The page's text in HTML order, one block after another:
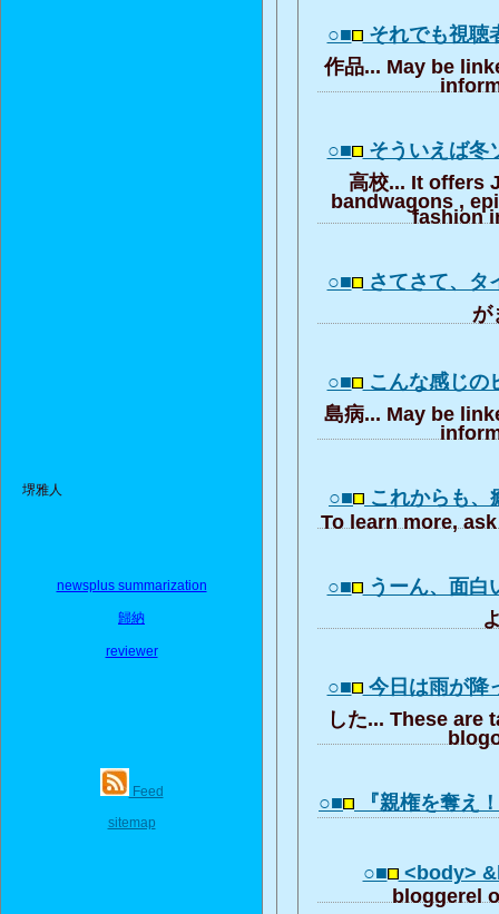
堺雅人
newsplus summarization
歸納
reviewer
Feed
sitemap
○■ それでも視
作品... May be
○■ そういえば
高校... It offers
bandwagons ,
fashion
○■ さてさて、
が
○■ こんな感じ
島病... May be
○■ これからも
To learn more,
○■ うーん、面
○■ 今日は雨が
した... These are
○■ 『親権を奪え
○■ <body>
bloggerel